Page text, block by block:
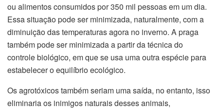
ou alimentos consumidos por 350 mil pessoas em um dia.
Essa situação pode ser minimizada, naturalmente, com a
diminuição das temperaturas agora no inverno. A praga
também pode ser minimizada a partir da técnica do
controle biológico, em que se usa uma outra espécie para
estabelecer o equilíbrio ecológico.
Os agrotóxicos também seriam uma saída, no entanto, isso
eliminaria os inimigos naturais desses animais,